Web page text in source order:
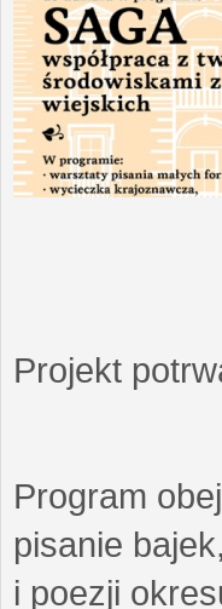
Projekt
Program
pisanie
i poezji